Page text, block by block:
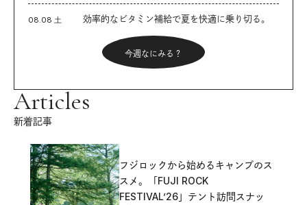
08.08 土 効率的なビタミン補給で夏を快適に乗り切る。
今週なにみる？
Articles
新着記事
フジロックから始めるキャンプのス
スメ。「FUJI ROCK
FESTIVAL’26」テント訪問スナッ